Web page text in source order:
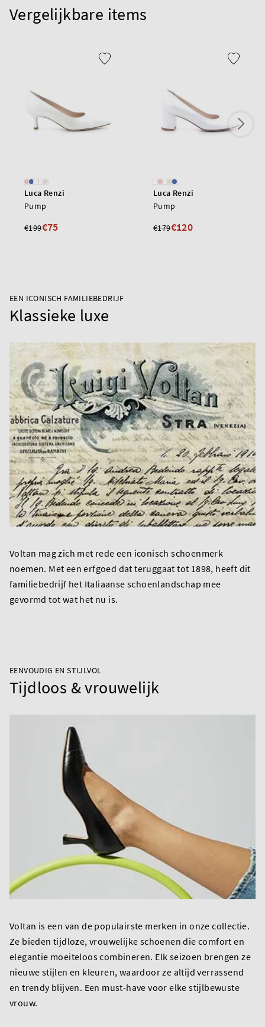
Vergelijkbare items
Luca Renzi
Pump
€199€75
Luca Renzi
Pump
€179€120
EEN ICONISCH FAMILIEBEDRIJF
Klassieke luxe
Voltan mag zich met rede een iconisch schoenmerk
noemen. Met een erfgoed dat teruggaat tot 1898, heeft dit
familiebedrijf het Italiaanse schoenlandschap mee
gevormd tot wat het nu is.
EENVOUDIG EN STIJLVOL
Tijdloos & vrouwelijk
Voltan is een van de populairste merken in onze collectie.
Ze bieden tijdloze, vrouwelijke schoenen die comfort en
elegantie moeiteloos combineren. Elk seizoen brengen ze
nieuwe stijlen en kleuren, waardoor ze altijd verrassend
en trendy blijven. Een must-have voor elke stijlbewuste
vrouw.